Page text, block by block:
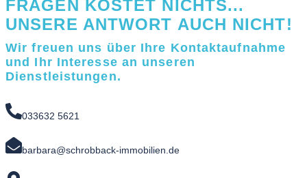
FRAGEN KOSTET NICHTS...
UNSERE ANTWORT AUCH NICHT!
Wir freuen uns über Ihre Kontaktaufnahme
und Ihr Interesse an unseren
Dienstleistungen.
033632 5621
barbara@schrobback-immobilien.de